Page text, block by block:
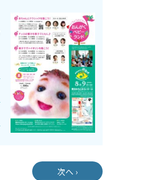
次へ ›